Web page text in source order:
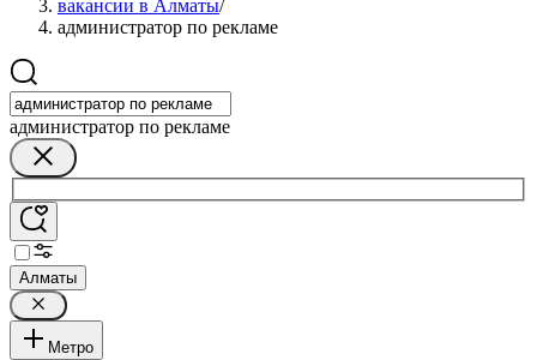
вакансии в Алматы/
администратор по рекламе
администратор по рекламе
Алматы
Метро